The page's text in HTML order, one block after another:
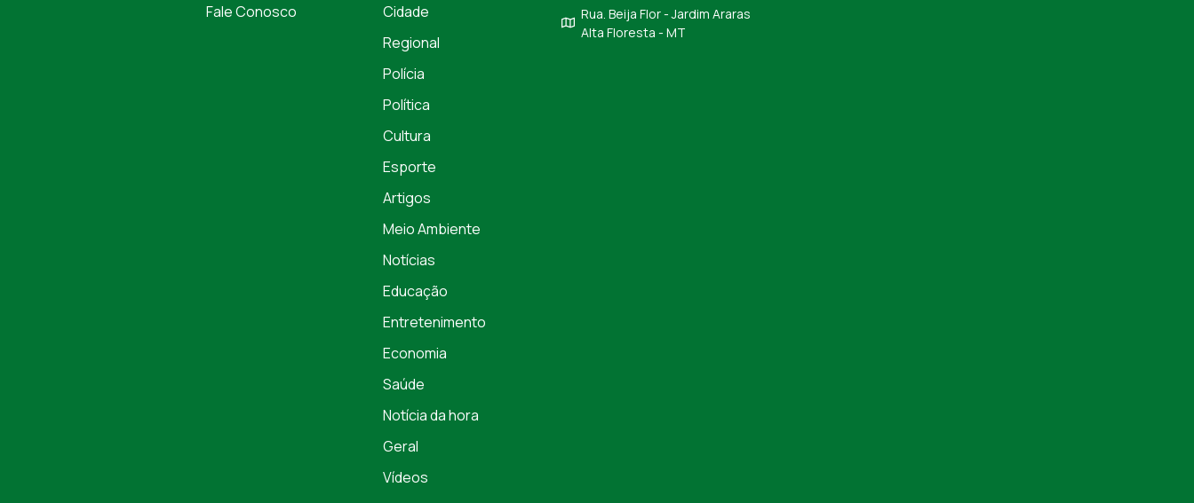
Fale Conosco
Cidade
Regional
Polícia
Política
Cultura
Esporte
Artigos
Meio Ambiente
Notícias
Educação
Entretenimento
Economia
Saúde
Notícia da hora
Geral
Vídeos
Rua. Beija Flor - Jardim Araras
Alta Floresta - MT